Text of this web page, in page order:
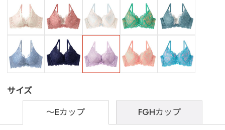
サイズ
～Eカップ
FGHカップ